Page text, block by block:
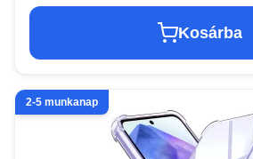
Kosárba
2-5 munkanap